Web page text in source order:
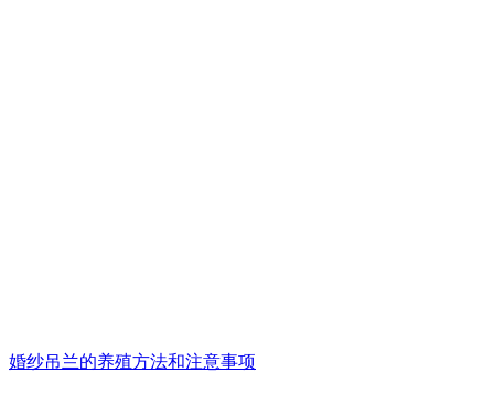
婚纱吊兰的养殖方法和注意事项